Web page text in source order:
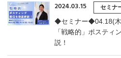
2024.03.15 セミナ
◆セミナー◆04.18(木
「戦略的」ポスティ
説！